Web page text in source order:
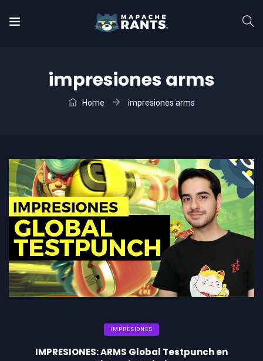
impresiones arms
Home impresiones arms
IMPRESIONES
IMPRESIONES: ARMS Global Testpunch en